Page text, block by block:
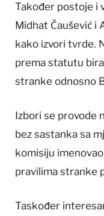
Također postoje i
Midhat Čaušević i
kako izvori tvrde.
prema statutu
stranke odnosno
Izbori se provode
bez sastanka sa
komisiju
pravilima stranke
Taskođer